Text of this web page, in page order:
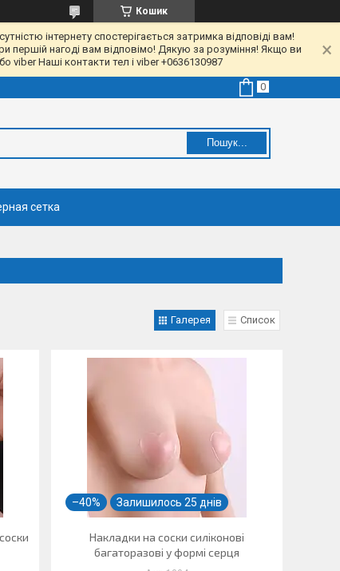
Кошик
інтернету спостерігається затримка відповіді вам!
першій нагоді вам відповімо! Дякую за розуміння! Якщо ви
Наші контакти тел і viber +0636130987
Пошук...
сетка
Галерея Список
–40% Залишилось 25 днів
Накладки на соски силіконові
багаторазові у формі серця